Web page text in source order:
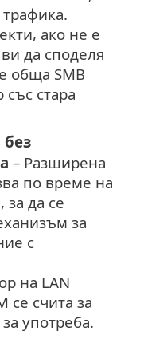
ако не е
да споделя
обща SMB
стара
без
– Разширена
по време на
за да се
за
с
на LAN
се счита за
употреба.